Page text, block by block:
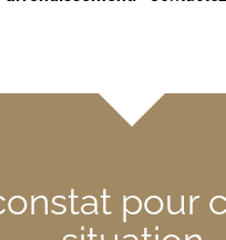
pour